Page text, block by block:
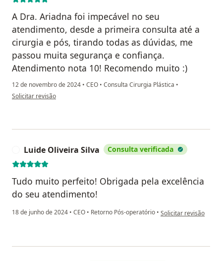
A Dra. Ariadna foi impecável no seu
atendimento, desde a primeira consulta até a
cirurgia e pós, tirando todas as dúvidas, me
passou muita segurança e confiança.
Atendimento nota 10! Recomendo muito :)
12 de novembro de 2024 • CEO • Consulta Cirurgia Plástica •
na opinião do utilizador Evellyn Resende
Solicitar revisão
Luide Oliveira Silva Consulta verificada
Tudo muito perfeito! Obrigada pela excelência
do seu atendimento!
18 de junho de 2024 • CEO • Retorno Pós-operatório • na opinião do
Solicitar revisão